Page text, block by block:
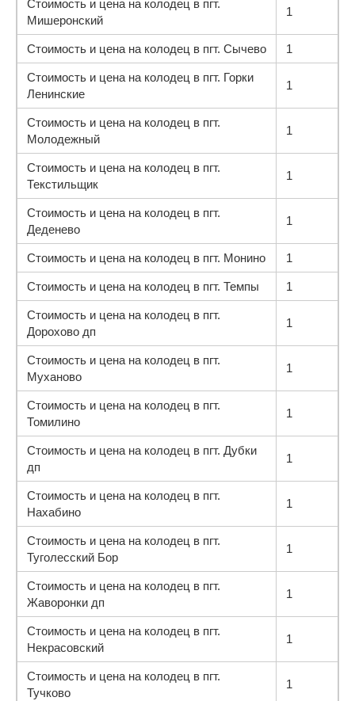
Стоимость и цена на колодец в пгт.
Мишеронский
1
Стоимость и цена на колодец в пгт. Сычево 1
Стоимость и цена на колодец в пгт. Горки
Ленинские
1
Стоимость и цена на колодец в пгт.
Молодежный
1
Стоимость и цена на колодец в пгт.
Текстильщик
1
Стоимость и цена на колодец в пгт.
Деденево
1
Стоимость и цена на колодец в пгт. Монино 1
Стоимость и цена на колодец в пгт. Темпы 1
Стоимость и цена на колодец в пгт.
Дорохово дп
1
Стоимость и цена на колодец в пгт.
Муханово
1
Стоимость и цена на колодец в пгт.
Томилино
1
Стоимость и цена на колодец в пгт. Дубки
дп
1
Стоимость и цена на колодец в пгт.
Нахабино
1
Стоимость и цена на колодец в пгт.
Туголесский Бор
1
Стоимость и цена на колодец в пгт.
Жаворонки дп
1
Стоимость и цена на колодец в пгт.
Некрасовский
1
Стоимость и цена на колодец в пгт.
Тучково
1